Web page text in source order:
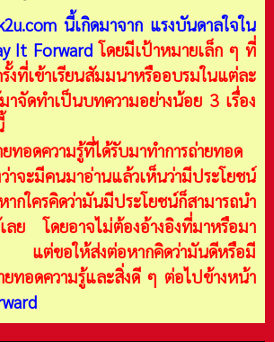
นี้เกิดมาจาก แรงบันดาลใจใน
It Forward โดยมีเป้าหมายเล็ก ๆ ที่
งที่เข้าเรียนสัมมนาหรืออบรมในแต่ละ
าจัดทำเป็นบทความอย่างน้อย 3 เรื่อง
ทอดความรู้ที่ได้รับมาทำการถ่ายทอด
จะมีคนมาอ่านแล้วเห็นว่ามีประโยชน์
กใครคิดว่ามันมีประโยชน์ก็สามารถนำ
ลย โดยอาจไม่ต้องอ้างอิงที่มาหรือมา
ขอให้ส่งต่อหากคิดว่ามันดีหรือมี
ทอดความรู้และสิ่งดี ๆ ต่อไปข้างหน้า